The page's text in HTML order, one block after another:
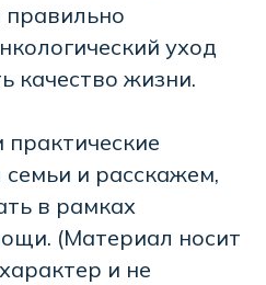
уход
качество жизни.
и расскажем,
в рамках
(Материал носит
и не